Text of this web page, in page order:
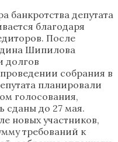
банкротства депутата
благодаря
После
Шипилова
долгов
собрания в
планировали
голосования,
сданы до 27 мая.
новых участников,
требований к